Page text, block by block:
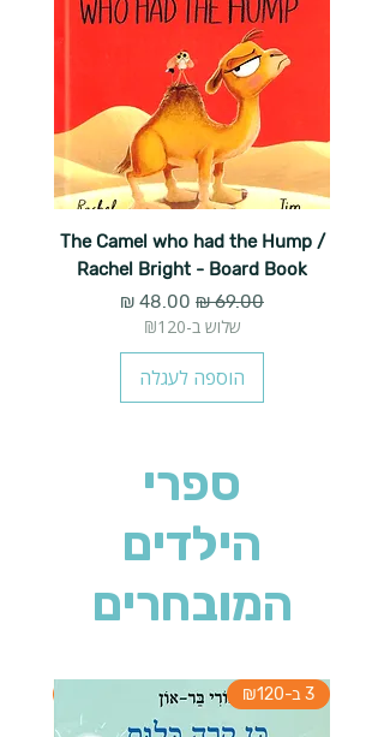
The Camel who had the Hump /
Rachel Bright - Board Book
מחיר רגיל מחיר מבצע
שלוש ב-₪120
הוספה לעגלה
ספרי
הילדים
המובחרים
3 ב-₪120